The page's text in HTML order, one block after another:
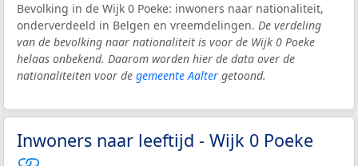
Bevolking in de Wijk 0 Poeke: inwoners naar nationaliteit,
onderverdeeld in Belgen en vreemdelingen. De verdeling
van de bevolking naar nationaliteit is voor de Wijk 0 Poeke
helaas onbekend. Daarom worden hier de data over de
nationaliteiten voor de gemeente Aalter getoond.
Inwoners naar leeftijd - Wijk 0 Poeke